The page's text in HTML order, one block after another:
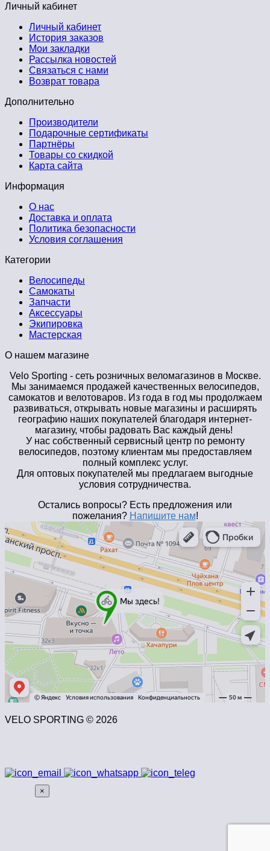
Личный кабинет
Личный кабинет
История заказов
Мои закладки
Рассылка новостей
Связаться с нами
Возврат товара
Дополнительно
Производители
Подарочные сертификаты
Партнёры
Товары со скидкой
Карта сайта
Информация
О нас
Доставка и оплата
Политика безопасности
Условия соглашения
Категории
Велосипеды
Самокаты
Запчасти
Аксессуары
Экипировка
Мастерская
О нашем магазине
Velo Sporting - сеть розничных веломагазинов в Москве.
Мы занимаемся продажей качественных велосипедов,
самокатов и велотоваров. Из года в год мы продолжаем
развиваться, открывать новые магазины и расширять
географию наших покупателей благодаря интернет-
магазину, чтобы радовать Вас каждый день!
У нас собственный сервисный центр по ремонту
велосипедов, поэтому клиентам мы предоставляем
полный комплекс услуг.
Для оптовых покупателей мы предлагаем выгодные
условия сотрудничества.
Остались вопросы? Есть предложения или
пожелания? Напишите нам!
VELO SPORTING © 2026
×